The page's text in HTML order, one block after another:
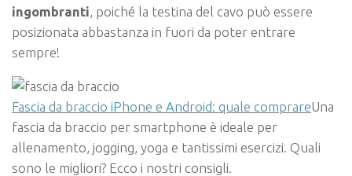
ingombranti, poiché la testina del cavo può essere
posizionata abbastanza in fuori da poter entrare
sempre!
Fascia da braccio iPhone e Android: quale comprareUna
fascia da braccio per smartphone è ideale per
allenamento, jogging, yoga e tantissimi esercizi. Quali
sono le migliori? Ecco i nostri consigli.